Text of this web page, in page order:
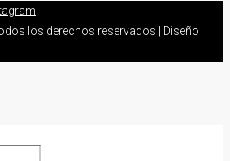
los derechos reservados | Diseño